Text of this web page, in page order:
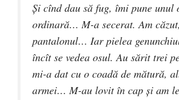
Şi cînd dau să fug, îmi pune unul
ordinară… M-a secerat. Am
pantalonul… Iar pielea
încît se vedea osul. Au sărit trei
mi-a dat cu o coadă de mătură,
armei… M-au lovit în cap şi am